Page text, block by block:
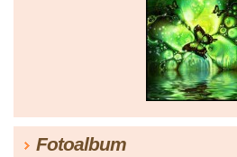
Fotoalbum